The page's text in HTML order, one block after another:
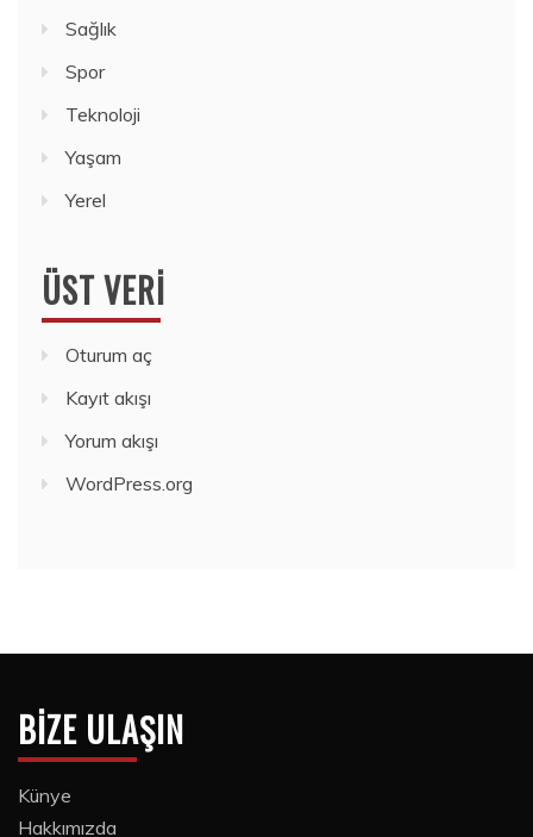
Sağlık
Spor
Teknoloji
Yaşam
Yerel
ÜST VERI
Oturum aç
Kayıt akışı
Yorum akışı
WordPress.org
BIZE ULAŞIN
Künye
Hakkımızda